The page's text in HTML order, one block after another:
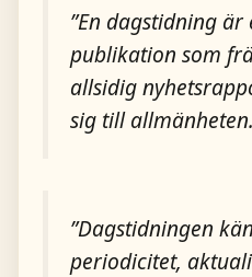
”En dagstidning
publikation som
allsidig
sig till
”Dagstidningen
periodicitet,